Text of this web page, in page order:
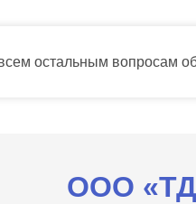
остальным вопросам
ООО «ТД